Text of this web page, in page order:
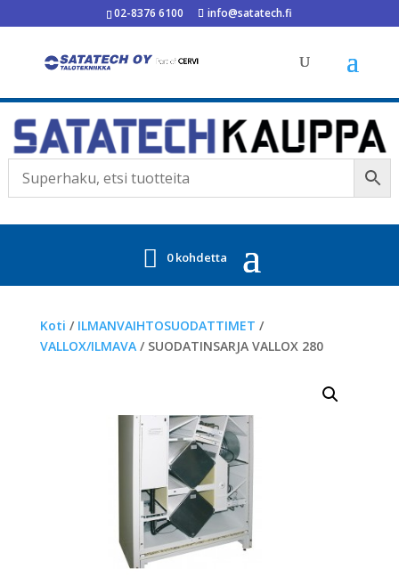
02-8376 6100 info@satatech.fi
0 kohdetta
Koti / ILMANVAIHTOSUODATTIMET /
VALLOX/ILMAVA/ SUODATINSARJA VALLOX 280